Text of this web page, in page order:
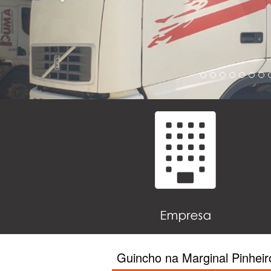
Guincho na Marginal